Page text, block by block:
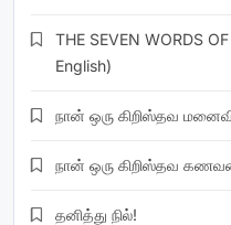
THE SEVEN WORDS
English)
நான் ஒரு கிறிஸ்தவ
நான் ஒரு கிறிஸ்தவ
தனித்து நில்!